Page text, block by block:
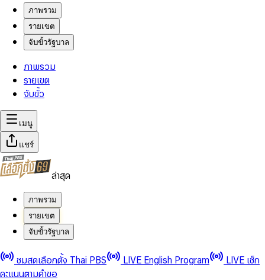
ภาพรวม
รายเขต
จับขั้วรัฐบาล
ภาพรวม
รายเขต
จับขั้ว
เมนู
แชร์
ล่าสุด
ภาพรวม
รายเขต
จับขั้วรัฐบาล
ชมสดเลือกตั้ง Thai PBS LIVE English Program
LIVE เช็ก
คะแนนตามคำขอ
0
1
2
0
1
2
0
1 0